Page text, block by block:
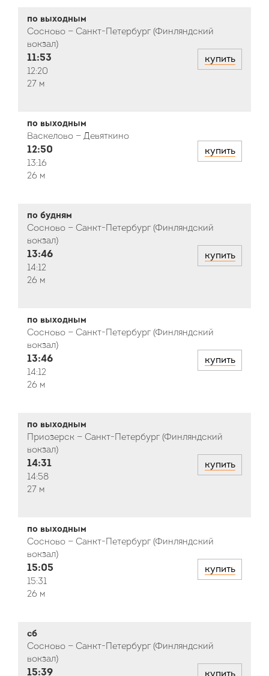
по выходным
Сосново — Санкт-Петербург (Финляндский
вокзал)
11:53
12:20
27 м
купить
по выходным
Васкелово — Девяткино
12:50
13:16
26 м
купить
по будням
Сосново — Санкт-Петербург (Финляндский
вокзал)
13:46
14:12
26 м
купить
по выходным
Сосново — Санкт-Петербург (Финляндский
вокзал)
13:46
14:12
26 м
купить
по выходным
Приозерск — Санкт-Петербург (Финляндский
вокзал)
14:31
14:58
27 м
купить
по выходным
Сосново — Санкт-Петербург (Финляндский
вокзал)
15:05
15:31
26 м
купить
сб
Сосново — Санкт-Петербург (Финляндский
вокзал)
15:39 купить